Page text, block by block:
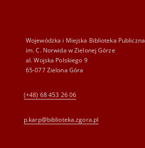
Wojewódzka i Miejska Biblioteka Publiczna
im. C. Norwida w Zielonej Górze
al. Wojska Polskiego 9
65-077 Zielona Góra
(+48) 68 453 26 06
p.karp@biblioteka.zgora.pl